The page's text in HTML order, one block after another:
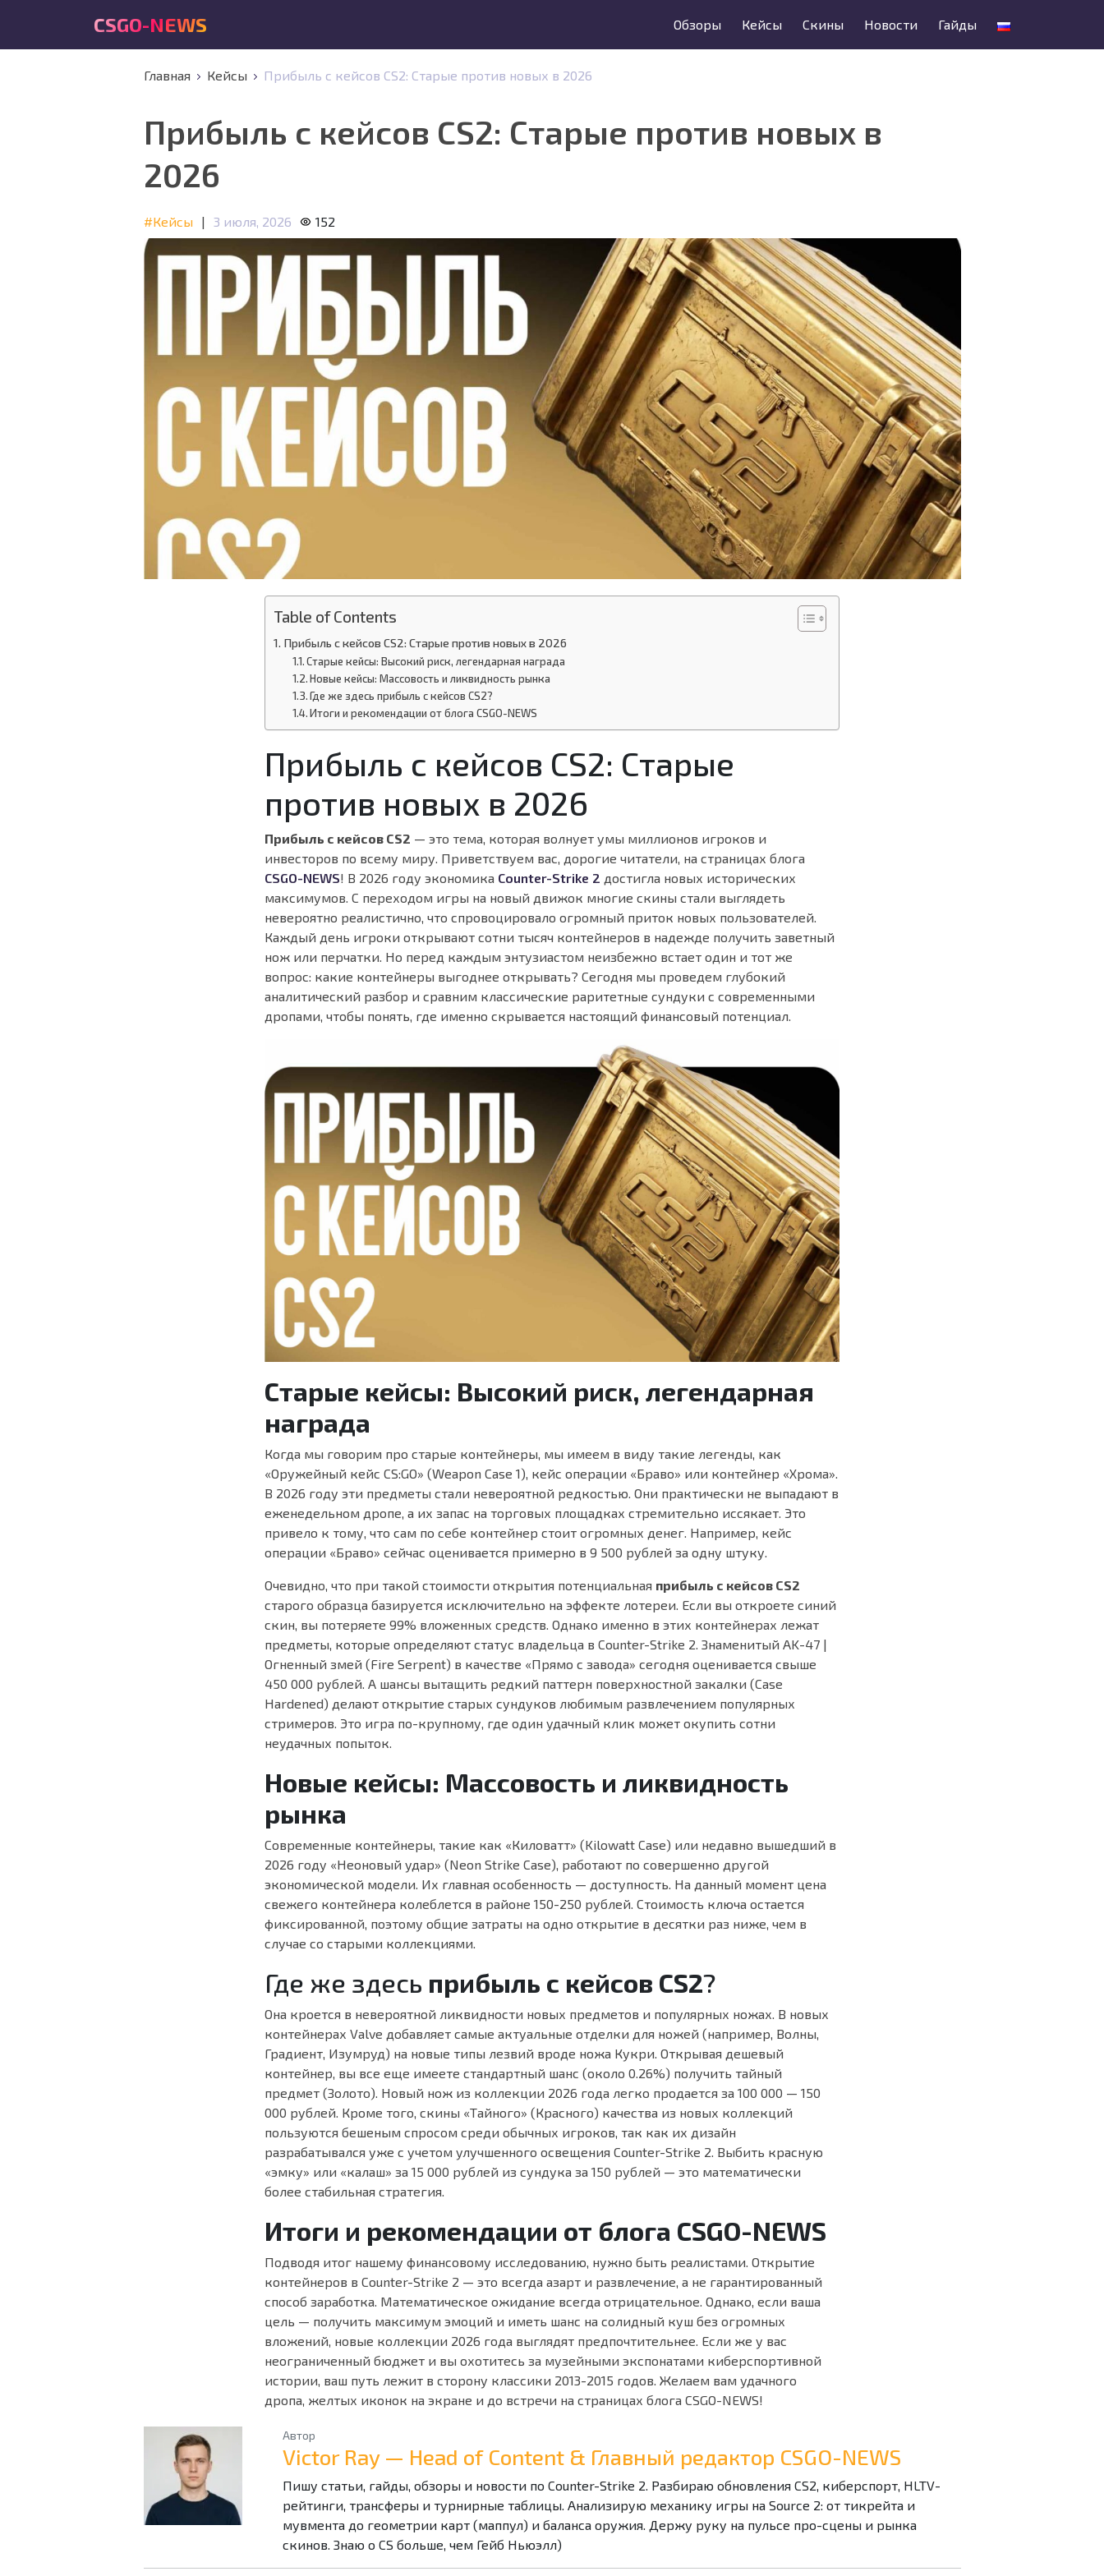
CSGO-NEWS Обзоры Кейсы Скины Новости Гайды
Главная Кейсы Прибыль с кейсов CS2: Старые против новых в 2026
Прибыль с кейсов CS2: Старые против новых в
2026
#Кейсы | 3 июля, 2026 152
Table of Contents
Прибыль с кейсов CS2: Старые против новых в 2026
Старые кейсы: Высокий риск, легендарная награда
Новые кейсы: Массовость и ликвидность рынка
Где же здесь прибыль с кейсов CS2?
Итоги и рекомендации от блога CSGO-NEWS
Прибыль с кейсов CS2: Старые
против новых в 2026
Прибыль с кейсов CS2 — это тема, которая волнует умы миллионов игроков и
инвесторов по всему миру. Приветствуем вас, дорогие читатели, на страницах блога
CSGO-NEWS! В 2026 году экономика Counter-Strike 2 достигла новых исторических
максимумов. С переходом игры на новый движок многие скины стали выглядеть
невероятно реалистично, что спровоцировало огромный приток новых пользователей.
Каждый день игроки открывают сотни тысяч контейнеров в надежде получить заветный
нож или перчатки. Но перед каждым энтузиастом неизбежно встает один и тот же
вопрос: какие контейнеры выгоднее открывать? Сегодня мы проведем глубокий
аналитический разбор и сравним классические раритетные сундуки с современными
дропами, чтобы понять, где именно скрывается настоящий финансовый потенциал.
Старые кейсы: Высокий риск, легендарная
награда
Когда мы говорим про старые контейнеры, мы имеем в виду такие легенды, как
«Оружейный кейс CS:GO» (Weapon Case 1), кейс операции «Браво» или контейнер «Хрома».
В 2026 году эти предметы стали невероятной редкостью. Они практически не выпадают в
еженедельном дропе, а их запас на торговых площадках стремительно иссякает. Это
привело к тому, что сам по себе контейнер стоит огромных денег. Например, кейс
операции «Браво» сейчас оценивается примерно в 9 500 рублей за одну штуку.
Очевидно, что при такой стоимости открытия потенциальная прибыль с кейсов CS2
старого образца базируется исключительно на эффекте лотереи. Если вы откроете синий
скин, вы потеряете 99% вложенных средств. Однако именно в этих контейнерах лежат
предметы, которые определяют статус владельца в Counter-Strike 2. Знаменитый AK-47 |
Огненный змей (Fire Serpent) в качестве «Прямо с завода» сегодня оценивается свыше
450 000 рублей. А шансы вытащить редкий паттерн поверхностной закалки (Case
Hardened) делают открытие старых сундуков любимым развлечением популярных
стримеров. Это игра по-крупному, где один удачный клик может окупить сотни
неудачных попыток.
Новые кейсы: Массовость и ликвидность
рынка
Современные контейнеры, такие как «Киловатт» (Kilowatt Case) или недавно вышедший в
2026 году «Неоновый удар» (Neon Strike Case), работают по совершенно другой
экономической модели. Их главная особенность — доступность. На данный момент цена
свежего контейнера колеблется в районе 150-250 рублей. Стоимость ключа остается
фиксированной, поэтому общие затраты на одно открытие в десятки раз ниже, чем в
случае со старыми коллекциями.
Где же здесь прибыль с кейсов CS2?
Она кроется в невероятной ликвидности новых предметов и популярных ножах. В новых
контейнерах Valve добавляет самые актуальные отделки для ножей (например, Волны,
Градиент, Изумруд) на новые типы лезвий вроде ножа Кукри. Открывая дешевый
контейнер, вы все еще имеете стандартный шанс (около 0.26%) получить тайный
предмет (Золото). Новый нож из коллекции 2026 года легко продается за 100 000 — 150
000 рублей. Кроме того, скины «Тайного» (Красного) качества из новых коллекций
пользуются бешеным спросом среди обычных игроков, так как их дизайн
разрабатывался уже с учетом улучшенного освещения Counter-Strike 2. Выбить красную
«эмку» или «калаш» за 15 000 рублей из сундука за 150 рублей — это математически
более стабильная стратегия.
Итоги и рекомендации от блога CSGO-NEWS
Подводя итог нашему финансовому исследованию, нужно быть реалистами. Открытие
контейнеров в Counter-Strike 2 — это всегда азарт и развлечение, а не гарантированный
способ заработка. Математическое ожидание всегда отрицательное. Однако, если ваша
цель — получить максимум эмоций и иметь шанс на солидный куш без огромных
вложений, новые коллекции 2026 года выглядят предпочтительнее. Если же у вас
неограниченный бюджет и вы охотитесь за музейными экспонатами киберспортивной
истории, ваш путь лежит в сторону классики 2013-2015 годов. Желаем вам удачного
дропа, желтых иконок на экране и до встречи на страницах блога CSGO-NEWS!
Автор
Victor Ray — Head of Content & Главный редактор CSGO-NEWS
Пишу статьи, гайды, обзоры и новости по Counter-Strike 2. Разбираю обновления CS2, киберспорт, HLTV-
рейтинги, трансферы и турнирные таблицы. Анализирую механику игры на Source 2: от тикрейта и
мувмента до геометрии карт (маппул) и баланса оружия. Держу руку на пульсе про-сцены и рынка
скинов. Знаю о CS больше, чем Гейб Ньюэлл)